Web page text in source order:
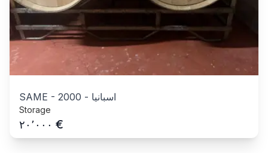
SAME - 2000 - اسبانيا
Storage
٢٠٬٠٠٠ €